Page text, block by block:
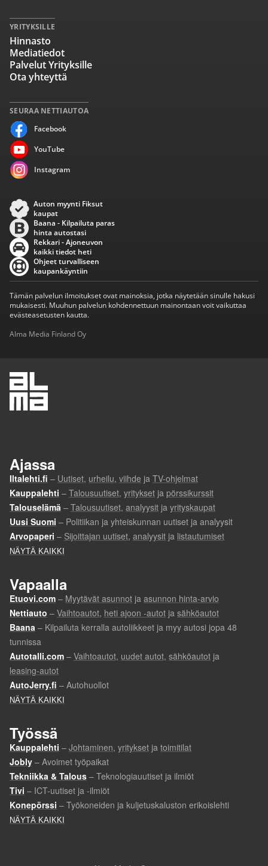
SEURAA NETTIAUTOA
Facebook
YouTube
Instagram
YRITYKSILLE
Hinnasto
Mediatiedot
Palvelut Yrityksille
Ota yhteyttä
Auton myynti Fiksut
kaupat
Baana - Kilpailuta paras
hinta autostasi
Rekkari - Ajoneuvon
kaikki tiedot heti
Ohjeet turvalliseen
kaupankäyntiin
Tämän palvelun ilmoitukset ovat mainoksia, jotka näytetään sinulle hakusi
mukaisesti. Muuhun palvelun kohdennettuun mainontaan voit vaikuttaa
evästeasetusten kautta.
Alma Media Finland Oy